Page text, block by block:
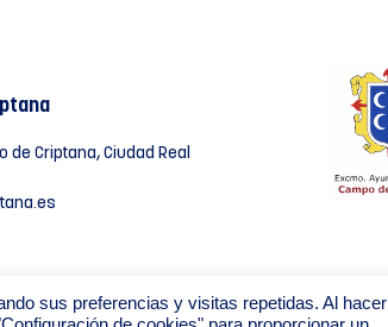
de Criptana, Ciudad Real
sus preferencias y visitas repetidas. Al hacer